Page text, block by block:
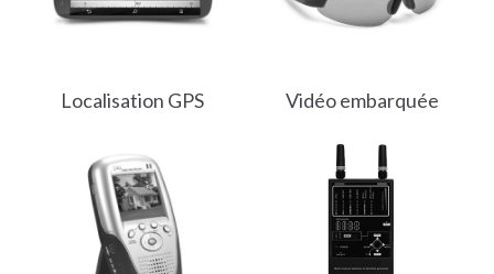
Localisation GPS Vidéo embarquée